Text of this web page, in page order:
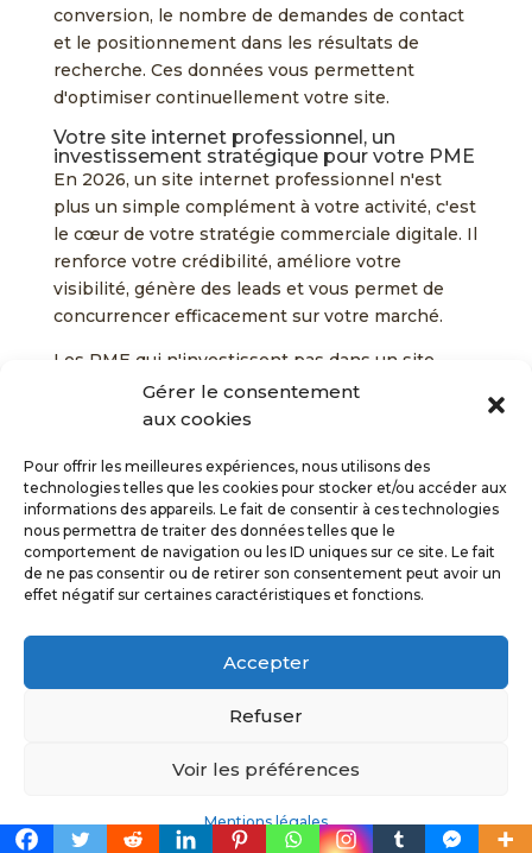
Gérer le consentement
aux cookies
Pour offrir les meilleures expériences, nous utilisons des
technologies telles que les cookies pour stocker et/ou accéder aux
informations des appareils. Le fait de consentir à ces technologies
nous permettra de traiter des données telles que le
comportement de navigation ou les ID uniques sur ce site. Le fait
de ne pas consentir ou de retirer son consentement peut avoir un
effet négatif sur certaines caractéristiques et fonctions.
Accepter
Refuser
Voir les préférences
Mentions légales
conversion, le nombre de demandes de contact
et le positionnement dans les résultats de
recherche. Ces données vous permettent
d'optimiser continuellement votre site.
Votre site internet professionnel, un
investissement stratégique pour votre PME
En 2026, un site internet professionnel n'est
plus un simple complément à votre activité, c'est
le cœur de votre stratégie commerciale digitale. Il
renforce votre crédibilité, améliore votre
visibilité, génère des leads et vous permet de
concurrencer efficacement sur votre marché.
Les PME qui n'investissent pas dans un site
internet professionnel de qualité se privent
d'opportunités de croissance considérables et
concurrents plus agiles.
Que vous choisissiez de créer un site vitrine
simple ou une plateforme e-commerce
complexe, l'important est de démarrer
maintenant. Chaque jour sans présence digitale
Prenez le temps de définir vos objectifs, votre
budget et vos attentes, puis faites appel à un
professionnel qui vous ressemble et qui répond
investissement sera largement récompensé par